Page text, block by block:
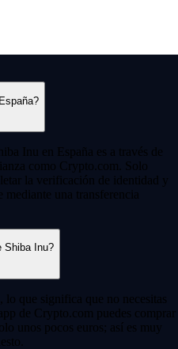
Inu en España es a través de
como Crypto.com. Solo
la verificación de identidad y
una transferencia
Shiba Inu?
que significa que no necesitas
de Crypto.com puedes comprar
unos pocos euros; así es muy